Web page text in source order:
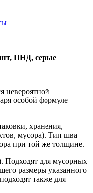
шт, ПНД, серые
невероятной
особой формуле
хранения,
мусора). Тип шва
при той же толщине.
Подходят для мусорных
размеры указанного
также для